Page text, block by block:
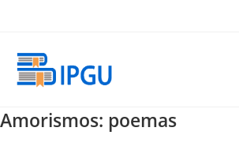
Amorismos: poemas